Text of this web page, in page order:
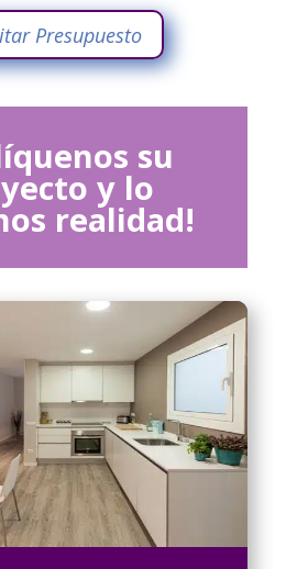
Presupuesto
su
y lo
realidad!